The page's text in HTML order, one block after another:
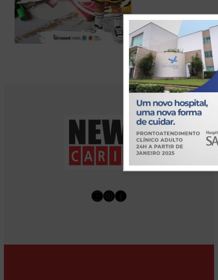
Youtube
Instagram
Facebook